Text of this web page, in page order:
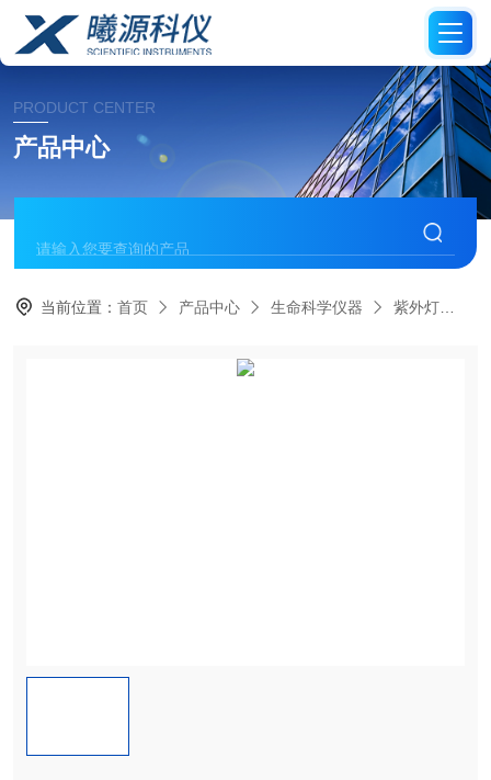
PRODUCT CENTER
产品中心
当前位置：首页 产品中心 生命科学仪器 紫外灯